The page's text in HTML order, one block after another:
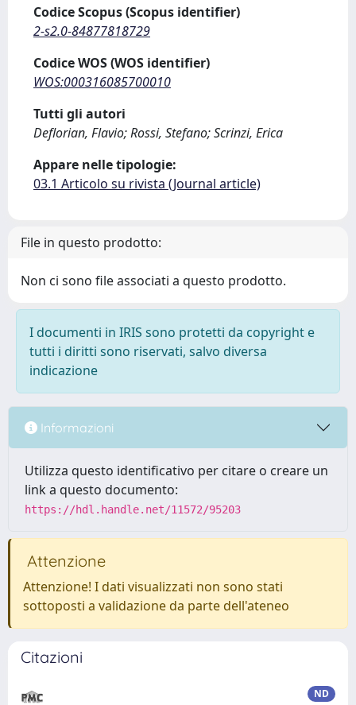
Codice Scopus (Scopus identifier)
2-s2.0-84877818729
Codice WOS (WOS identifier)
WOS:000316085700010
Tutti gli autori
Deflorian, Flavio; Rossi, Stefano; Scrinzi, Erica
Appare nelle tipologie:
03.1 Articolo su rivista (Journal article)
File in questo prodotto:
Non ci sono file associati a questo prodotto.
I documenti in IRIS sono protetti da copyright e
tutti i diritti sono riservati, salvo diversa
indicazione
Informazioni
Utilizza questo identificativo per citare o creare un
link a questo documento:
https://hdl.handle.net/11572/95203
Attenzione
Attenzione! I dati visualizzati non sono stati
sottoposti a validazione da parte dell'ateneo
Citazioni
ND